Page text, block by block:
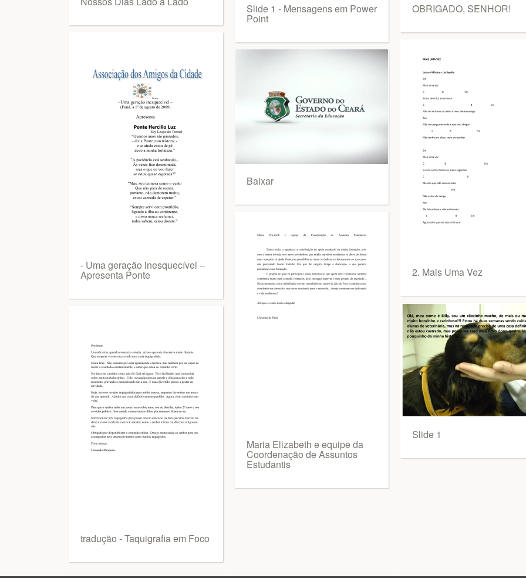
- Uma geração inesquecível –
Apresenta Ponte
tradução - Taquigrafia em Foco
Slide 1 - Mensagens em Power
Point
Baixar
Maria Elizabeth e equipe da
Coordenação de Assuntos
Estudantis
OBRIGADO, SENHOR!
2. Mais Uma Vez
Slide 1